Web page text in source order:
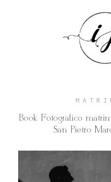
Book Fotografico
San Pietro